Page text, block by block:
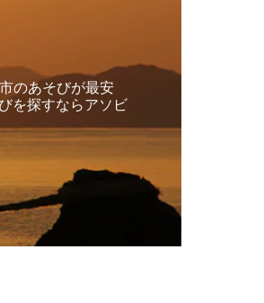
のあそびが最安
を探すならアソビ